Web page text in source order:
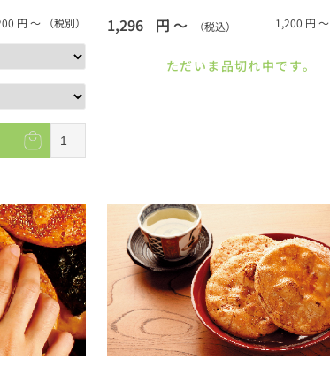
円 ～ （税別） 1,296 円 ～ （税込） 1,200 円 ～
ただいま品切れ中です。